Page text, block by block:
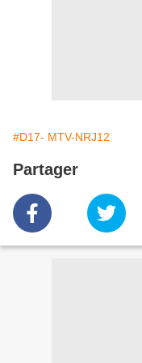
#D17- MTV-NRJ12
Partager